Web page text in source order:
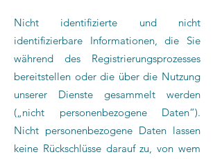
Nicht identifizierte und nicht
identifizierbare Informationen, die Sie
während des Registrierungsprozesses
bereitstellen oder die über die Nutzung
unserer Dienste gesammelt werden
(„nicht personenbezogene Daten“).
Nicht personenbezogene Daten lassen
keine Rückschlüsse darauf zu, von wem